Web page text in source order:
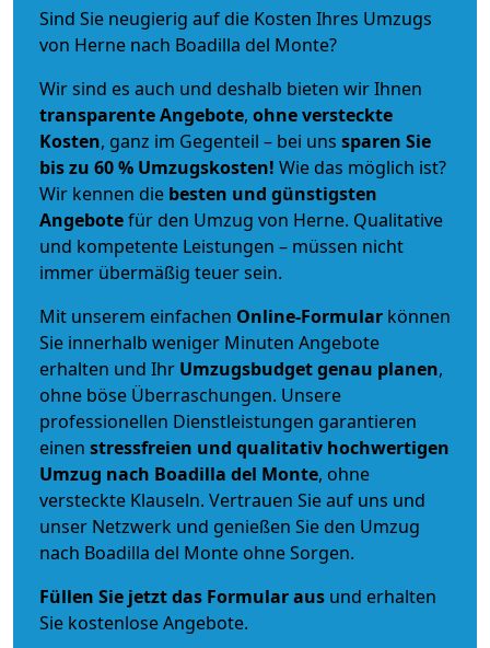
Sind Sie neugierig auf die Kosten Ihres Umzugs
von Herne nach Boadilla del Monte?
Wir sind es auch und deshalb bieten wir Ihnen
transparente Angebote, ohne versteckte
Kosten, ganz im Gegenteil – bei uns sparen Sie
bis zu 60 % Umzugskosten! Wie das möglich ist?
Wir kennen die besten und günstigsten
Angebotefür den Umzug von Herne. Qualitative
und kompetente Leistungen – müssen nicht
immer übermäßig teuer sein.
Mit unserem einfachen Online-Formular können
Sie innerhalb weniger Minuten Angebote
erhalten und Ihr Umzugsbudgetgenau planen,
ohne böse Überraschungen. Unsere
professionellen Dienstleistungen garantieren
einen stressfreien und qualitativ hochwertigen
Umzug nach Boadilla del Monte, ohne
versteckte Klauseln. Vertrauen Sie auf uns und
unser Netzwerk und genießen Sie den Umzug
nach Boadilla del Monte ohne Sorgen.
Füllen Sie jetzt das Formular aus und erhalten
Sie kostenlose Angebote.